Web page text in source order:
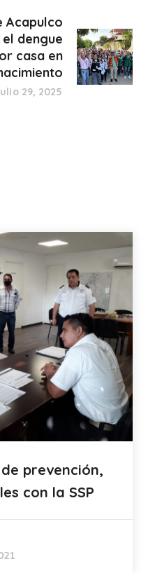
Acapulco
dengue
casa en
29, 2025
prevención,
con la SSP